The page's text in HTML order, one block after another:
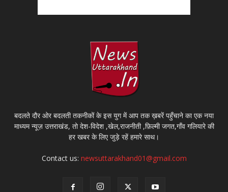
बदलते दौर ओर बदलती तकनीकों के इस युग में आप तक ख़बरें पहुँचाने का एक नया
माध्यम न्यूज़ उत्तराखंड, तो देश-विदेश ,खेल,राजनीती ,फ़िल्मी जगत,गाँव गलियारे की
हर खबर के लिए जुड़े रहें हमारे साथ।
Contact us: newsuttarakhand01@gmail.com